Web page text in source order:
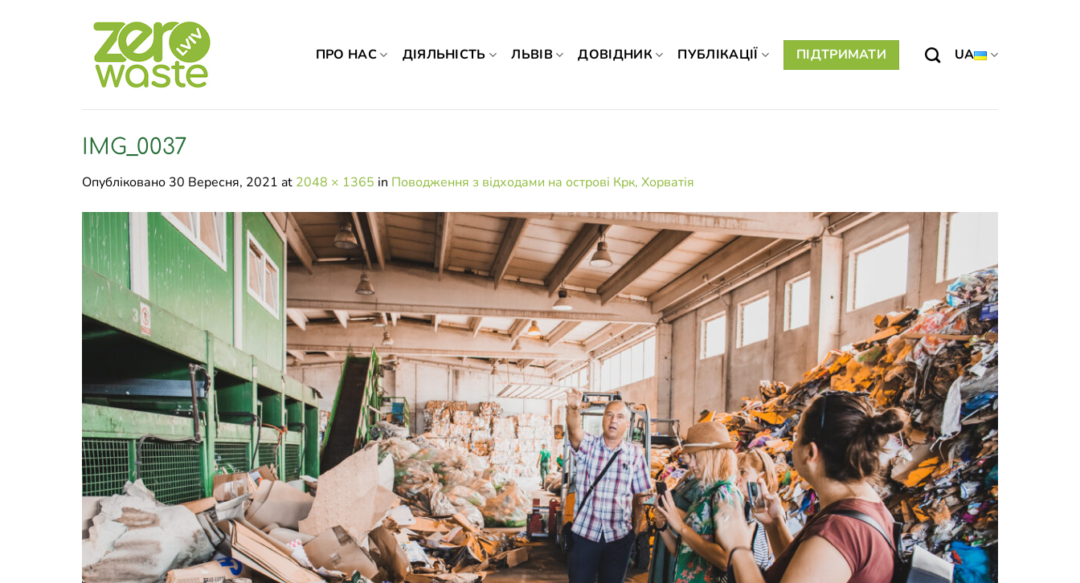
ПРО НАС ДІЯЛЬНІСТЬ ЛЬВІВ ДОВІДНИК ПУБЛІКАЦІЇ ПІДТРИМАТИ UA
IMG_0037
Опубліковано 30 Вересня, 2021 at 2048 × 1365 in Поводження з відходами на острові Крк, Хорватія